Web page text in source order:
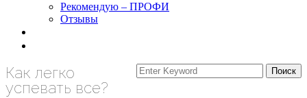
Рекомендую – ПРОФИ
Отзывы
Как легко
успевать все?